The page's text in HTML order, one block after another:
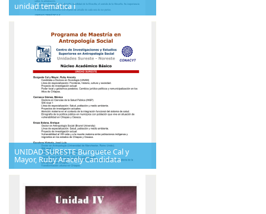
unidad temática i
UNIDAD SURESTE Burguete Cal y
Mayor, Ruby Aracely Candidata